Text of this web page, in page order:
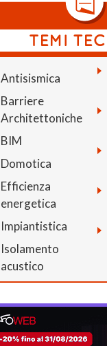
Antisismica
Barriere
Architettoniche
BIM
Domotica
Efficienza
energetica
Impiantistica
Isolamento
acustico